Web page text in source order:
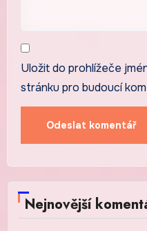
Uložit do prohlížeče
stránku pro budoucí
Nejnovější